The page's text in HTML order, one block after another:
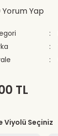
Yorum Yap
TL
Viyolü Seçiniz